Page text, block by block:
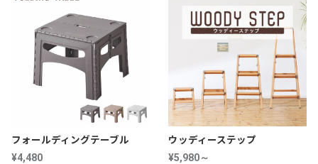
フォールディングテーブル
¥4,480
ウッディーステップ
¥5,980～